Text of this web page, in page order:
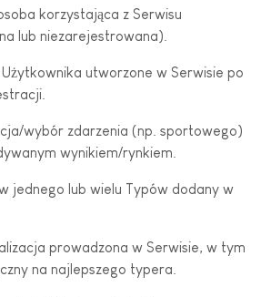
korzystająca z Serwisu
lub niezarejestrowana).
utworzone w Serwisie po
wybór zdarzenia (np. sportowego)
wynikiem/rynkiem.
jednego lub wielu Typów dodany w
prowadzona w Serwisie, w tym
na najlepszego typera.